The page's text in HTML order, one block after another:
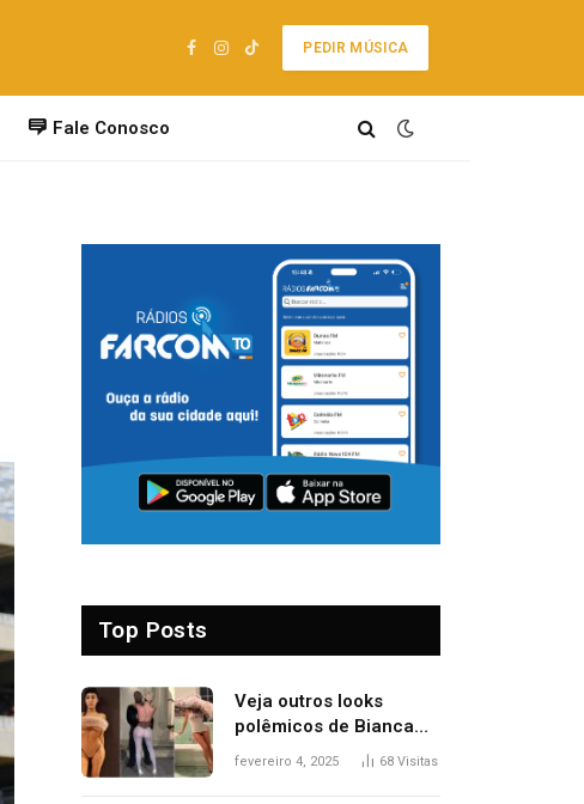
Facebook
Instagram
TikTok
PEDIR MÚSICA
Fale Conosco
Top Posts
Veja outros looks
polêmicos de Bianca
Censori, esposa de
fevereiro 4, 2025 68 Visitas